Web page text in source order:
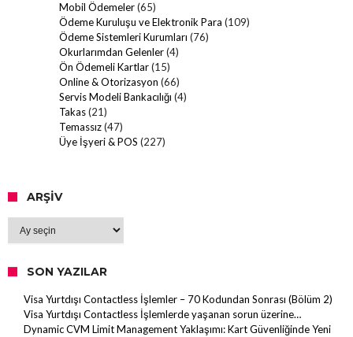
Mobil Ödemeler(65)
Ödeme Kuruluşu ve Elektronik Para (109)
Ödeme Sistemleri Kurumları (76)
Okurlarımdan Gelenler(4)
Ön Ödemeli Kartlar(15)
Online & Otorizasyon (66)
Servis Modeli Bankacılığı (4)
Takas(21)
Temassız(47)
Üye İşyeri & POS (227)
ARŞIV
SON YAZILAR
Visa Yurtdışı Contactless İşlemler – 70 Kodundan Sonrası (Bölüm 2)
Visa Yurtdışı Contactless İşlemlerde yaşanan sorun üzerine…
Dynamic CVM Limit Management Yaklaşımı: Kart Güvenliğinde Yeni